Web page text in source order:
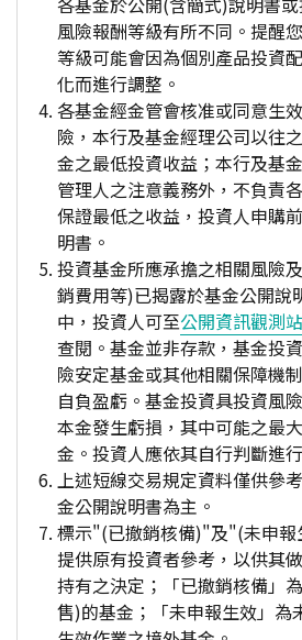
風險報酬等級有所不同。提醒
等級可能會因為個別產品投資
化而進行調整。
各基金經金管會核准或同意生
險，本行及基金經理公司以往
金之最低投資收益；本行及基
管理人之注意義務外，不負責
保證最低之收益，投資人申購
明書。
投資基金所應承擔之相關風險
銷費用等)已揭露於基金公開說
中，投資人可至公開資訊觀測站
查閱。基金並非存款，基金投
險安定基金或其他相關保障機
自負盈虧。基金投資具投資風
本金發生虧損，其中可能之最
金。投資人應依其自行判斷進
上述短線交易規定資料僅供參
金公開說明書為主。
標示"(已撤銷核備)"及"(未申
提供原有投資者參考，以供其
持有之決定；「已撤銷核備」
售)的基金；「未申報生效」為